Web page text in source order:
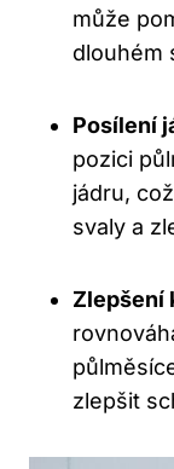
může
dlouhém
Posílení
pozici
jádru,
svaly a
Zlepšení
zlepšit